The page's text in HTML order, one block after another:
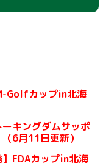
Golfカップin北海
ーキングダムサッポ
6月11日更新）
FDAカップin北海